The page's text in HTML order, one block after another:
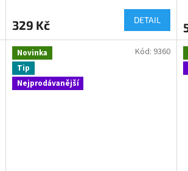
329 Kč DETAIL
Novinka
Tip
Nejprodávanější
Kód: 9360